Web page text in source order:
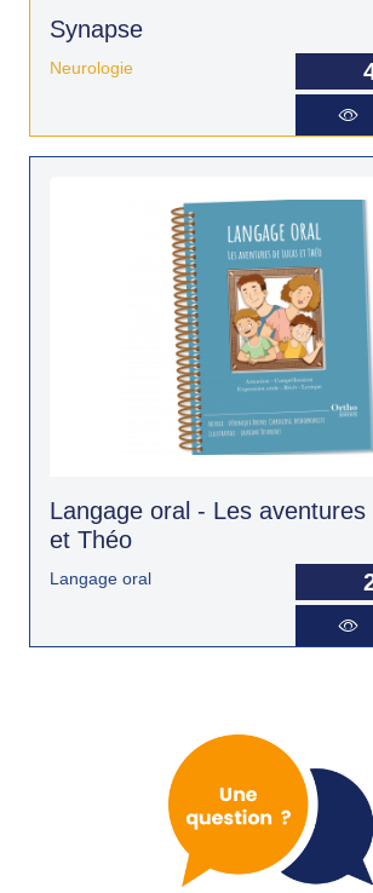
Synapse
Neurologie
Langage oral - Les aventures
et Théo
Langage oral